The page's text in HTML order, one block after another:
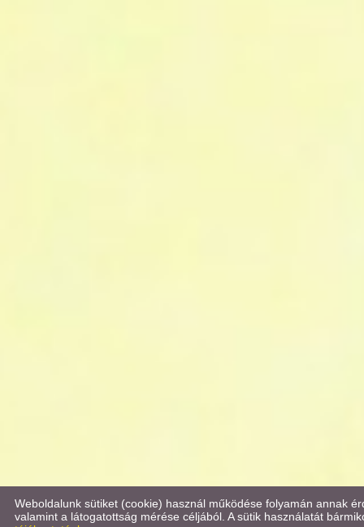
Weboldalunk sütiket (cookie) használ működése folyamán annak
valamint a látogatottság mérése céljából. A sütik használatát